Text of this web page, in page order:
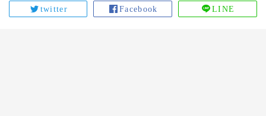
twitter Facebook LINE